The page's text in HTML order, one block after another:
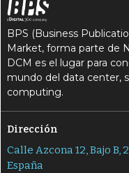
BPS (Business
Market, forma parte de
DCM es el lugar para
mundo del data center,
computing.
Dirección
Calle Azcona 12, Bajo B,
España